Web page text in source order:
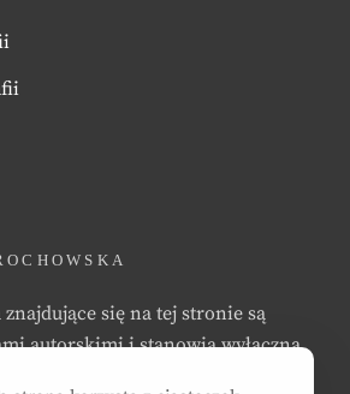
znajdujące się na tej stronie są
autorskimi i stanowią wyłączną
Zabrania się kopiowania,